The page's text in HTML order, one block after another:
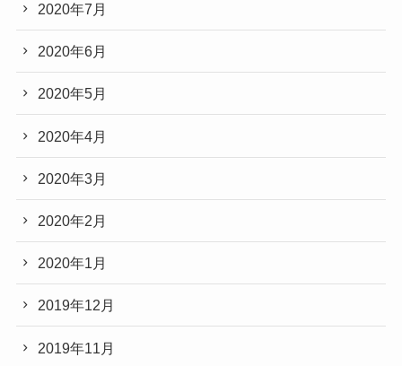
2020年7月
2020年6月
2020年5月
2020年4月
2020年3月
2020年2月
2020年1月
2019年12月
2019年11月